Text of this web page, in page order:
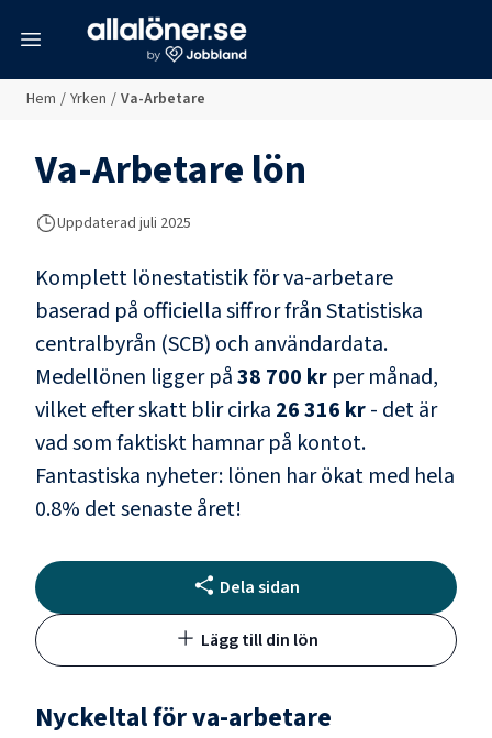
Hem / Yrken / Va-Arbetare
Va-Arbetarelön
Uppdaterad juli 2025
Komplett lönestatistik förva-arbetare
baserad på officiella siffror från Statistiska
centralbyrån (SCB) och användardata.
Medellönen ligger på38 700 kr per månad,
vilket efter skatt blir cirka 26 316 kr- det är
vad som faktiskt hamnar på kontot.
Fantastiska nyheter: lönen har ökat med hela
0.8% det senaste året!
Dela sidan
Lägg till din lön
Nyckeltal förva-arbetare